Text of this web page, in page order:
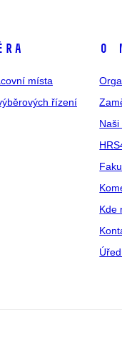
místa
řízení
O
Naši
Kde